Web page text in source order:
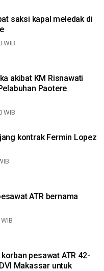
saksi kapal meledak di
WIB
KM Risnawati
Paotere
WIB
kontrak Fermin Lopez
ATR bernama
pesawat ATR 42-
Makassar untuk